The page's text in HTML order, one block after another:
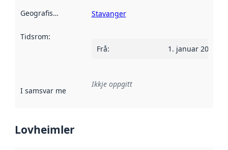
Geografisk område Stavanger
Tidsrom:
Frå: 1. januar 2017
I samsvar med Referanse til ei implementeringsregel eller
Ikkje oppgitt
Lovheimler